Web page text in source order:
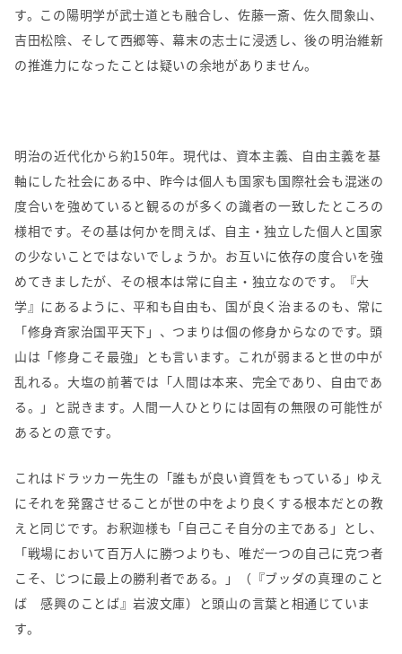
す。この陽明学が武士道とも融合し、佐藤一斎、佐久間象山、
吉田松陰、そして西郷等、幕末の志士に浸透し、後の明治維新
の推進力になったことは疑いの余地がありません。
明治の近代化から約150年。現代は、資本主義、自由主義を基
軸にした社会にある中、昨今は個人も国家も国際社会も混迷の
度合いを強めていると観るのが多くの識者の一致したところの
様相です。その基は何かを問えば、自主・独立した個人と国家
の少ないことではないでしょうか。お互いに依存の度合いを強
めてきましたが、その根本は常に自主・独立なのです。『大
学』にあるように、平和も自由も、国が良く治まるのも、常に
「修身斉家治国平天下」、つまりは個の修身からなのです。頭
山は「修身こそ最強」とも言います。これが弱まると世の中が
乱れる。大塩の前著では「人間は本来、完全であり、自由であ
る。」と説きます。人間一人ひとりには固有の無限の可能性が
あるとの意です。
これはドラッカー先生の「誰もが良い資質をもっている」ゆえ
にそれを発露させることが世の中をより良くする根本だとの教
えと同じです。お釈迦様も「自己こそ自分の主である」とし、
「戦場において百万人に勝つよりも、唯だ一つの自己に克つ者
こそ、じつに最上の勝利者である。」（『ブッダの真理のこと
ば 感興のことば』岩波文庫）と頭山の言葉と相通じていま
す。